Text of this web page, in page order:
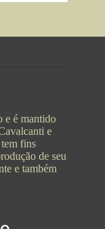
e é mantido
e
fins
de seu
e também